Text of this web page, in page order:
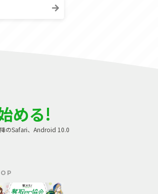
める!
のSafari、Android 10.0